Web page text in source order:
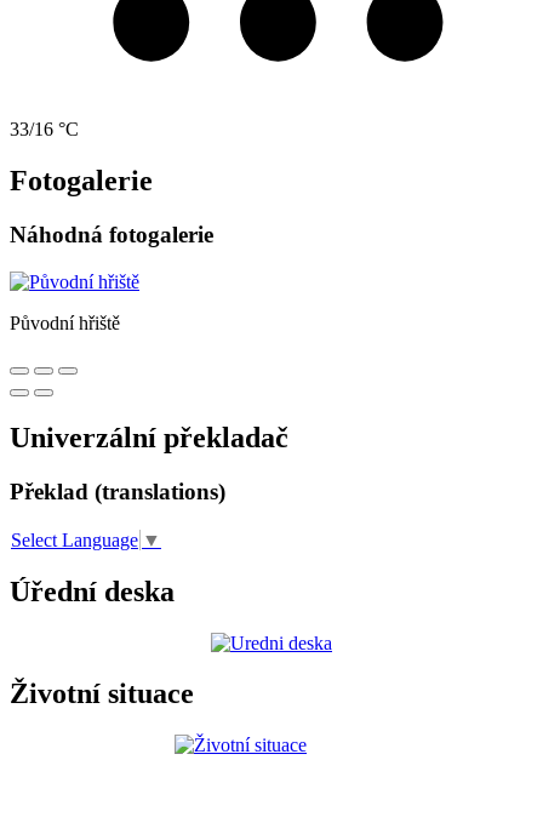
33/16 °C
Fotogalerie
Náhodná fotogalerie
Původní hřiště
Univerzální překladač
Překlad (translations)
Select Language ▼
Úřední deska
Životní situace